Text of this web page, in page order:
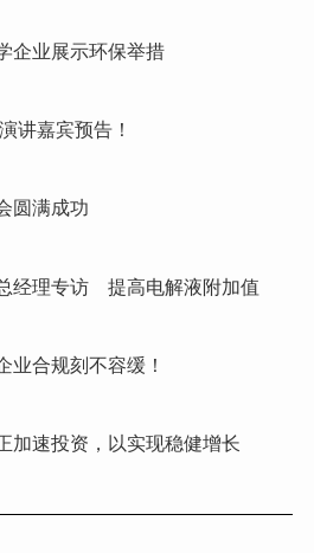
业展示环保举措
讲嘉宾预告！
圆满成功
经理专访 提高电解液附加值
业合规刻不容缓！
加速投资，以实现稳健增长